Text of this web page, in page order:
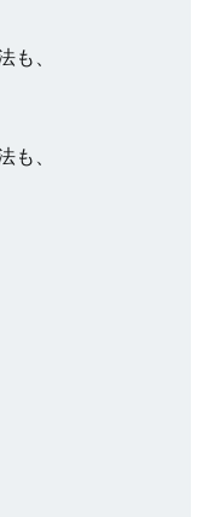
も、
も、